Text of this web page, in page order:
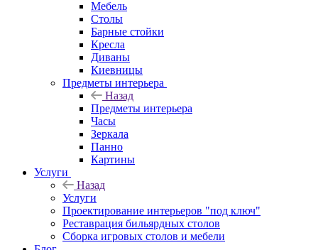
Мебель
Столы
Барные стойки
Кресла
Диваны
Киевницы
Предметы интерьера
Назад
Предметы интерьера
Часы
Зеркала
Панно
Картины
Услуги
Назад
Услуги
Проектирование интерьеров "под ключ"
Реставрация бильярдных столов
Сборка игровых столов и мебели